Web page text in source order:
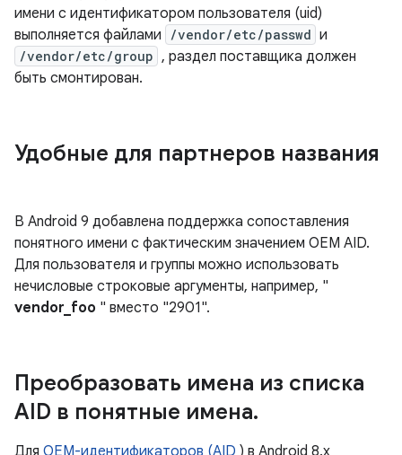
имени с идентификатором пользователя (uid)
выполняется файлами
/vendor/etc/passwd и
/vendor/etc/group , раздел поставщика должен
быть смонтирован.
Удобные для партнеров названия
В Android 9 добавлена ​​поддержка сопоставления
понятного имени с фактическим значением OEM AID.
Для пользователя и группы можно использовать
нечисловые строковые аргументы, например, "
vendor_foo " вместо "2901".
Преобразовать имена из списка
AID в понятные имена.
Для OEM-идентификаторов (AID ) в Android 8.x